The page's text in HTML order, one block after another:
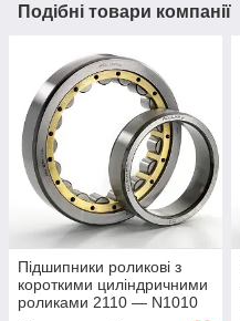
Подібні товари компанії
Підшипники роликові з
короткими циліндричними
роликами 2110 — N1010